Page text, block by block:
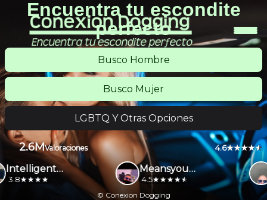
Encuentra tu escondite
perfecto
Busco Hombre
Busco Mujer
LGBTQ Y Otras Opciones
2.6MValoraciones 4.6
Meansyou4240
4.5
IntelligentBeliever454d3f
3.8
© Conexion Dogging